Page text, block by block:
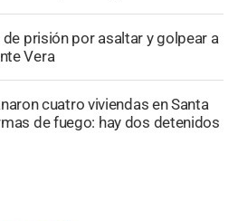
de prisión por asaltar y golpear a
Vera
cuatro viviendas en Santa
de fuego: hay dos detenidos